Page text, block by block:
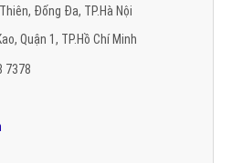
Đống Đa, TP.Hà Nội
Quận 1, TP.Hồ Chí Minh
7378